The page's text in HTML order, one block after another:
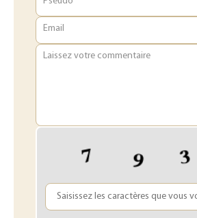
Email
Laissez votre commentaire